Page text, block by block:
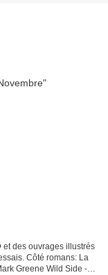
et des ouvrages illustrés
Côté romans: La
Greene Wild Side -